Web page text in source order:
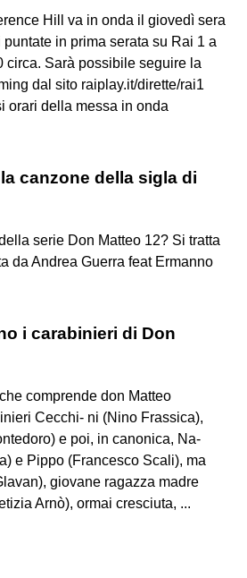
Hill va in onda il giovedì sera
in prima serata su Rai 1 a
circa. Sarà possibile seguire la
dal sito raiplay.it/dirette/rai1
orari della messa in onda
canzone della sigla di
serie Don Matteo 12? Si tratta
da Andrea Guerra feat Ermanno
i carabinieri di Don
comprende don Matteo
Cecchi- ni (Nino Frassica),
e poi, in canonica, Na-
e Pippo (Francesco Scali), ma
giovane ragazza madre
Arnò), ormai cresciuta, ...